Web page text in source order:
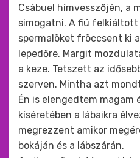
Csábuel hímvesszőjén, a
simogatni. A fiú felkiáltott
spermalöket fröccsent ki
lepedőre. Margit
a keze. Tetszett az
szerven. Mintha azt
Én is elengedtem magam
kíséretében a lábaikra
megrezzent amikor
bokáján és a lábszárán.